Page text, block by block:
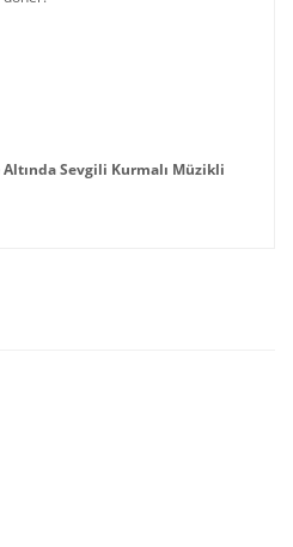
Sevgili Kurmalı Müzikli